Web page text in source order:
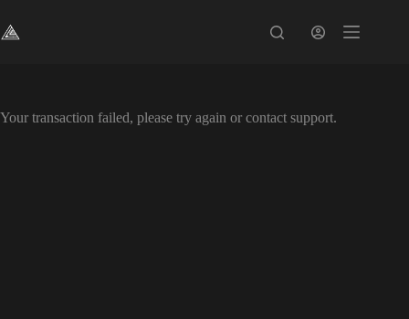
para
o
Your transaction failed, please try again or contact support.